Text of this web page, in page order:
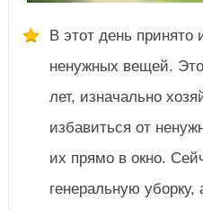
В этот день принято
ненужных вещей.
лет, изначально
избавиться от
их прямо в окно.
генеральную